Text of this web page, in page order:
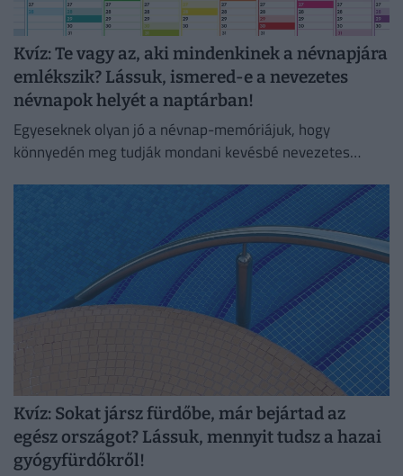
Kvíz: Te vagy az, aki mindenkinek a névnapjára
emlékszik? Lássuk, ismered-e a nevezetes
névnapok helyét a naptárban!
Egyeseknek olyan jó a névnap-memóriájuk, hogy
könnyedén meg tudják mondani kevésbé nevezetes
Kvíz: Sokat jársz fürdőbe, már bejártad az
egész országot? Lássuk, mennyit tudsz a hazai
gyógyfürdőkről!